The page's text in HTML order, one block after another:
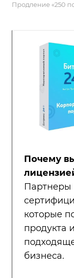
Продление «250
Почему
Партнеры
которые
продукта
бизнеса.